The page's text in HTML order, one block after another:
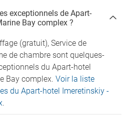
exceptionnels de Apart-
Bay complex ?
(gratuit), Service de
de chambre sont quelques-
du Apart-hotel
Bay complex. Voir la liste
du Apart-hotel Imeretinskiy -
.